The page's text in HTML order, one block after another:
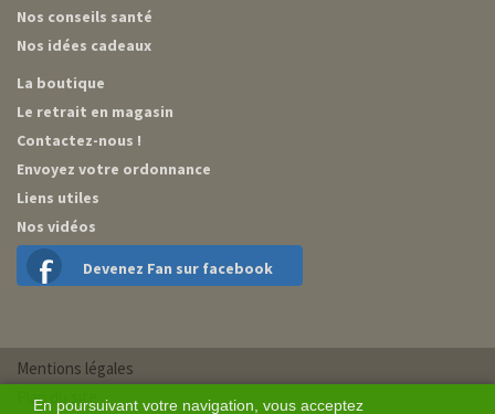
Nos conseils santé
Nos idées cadeaux
La boutique
Le retrait en magasin
Contactez-nous !
Envoyez votre ordonnance
Liens utiles
Nos vidéos
Devenez Fan sur facebook
En poursuivant votre navigation, vous acceptez
Mentions légales
Plan du site